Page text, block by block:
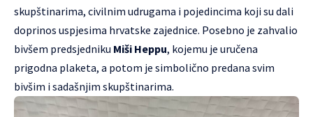
skupštinarima, civilnim udrugama i pojedincima koji su dali
doprinos uspjesima hrvatske zajednice. Posebno je zahvalio
bivšem predsjedniku Miši Heppu, kojemu je uručena
prigodna plaketa, a potom je simbolično predana svim
bivšim i sadašnjim skupštinarima.